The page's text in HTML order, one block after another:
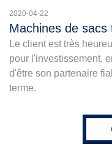
2020-04-22
Machines de
Le client est très
pour l'investissement,
d'être son partenaire
terme.